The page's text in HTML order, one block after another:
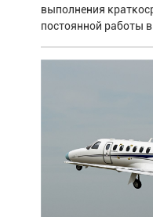
выполнения
постоянной работы